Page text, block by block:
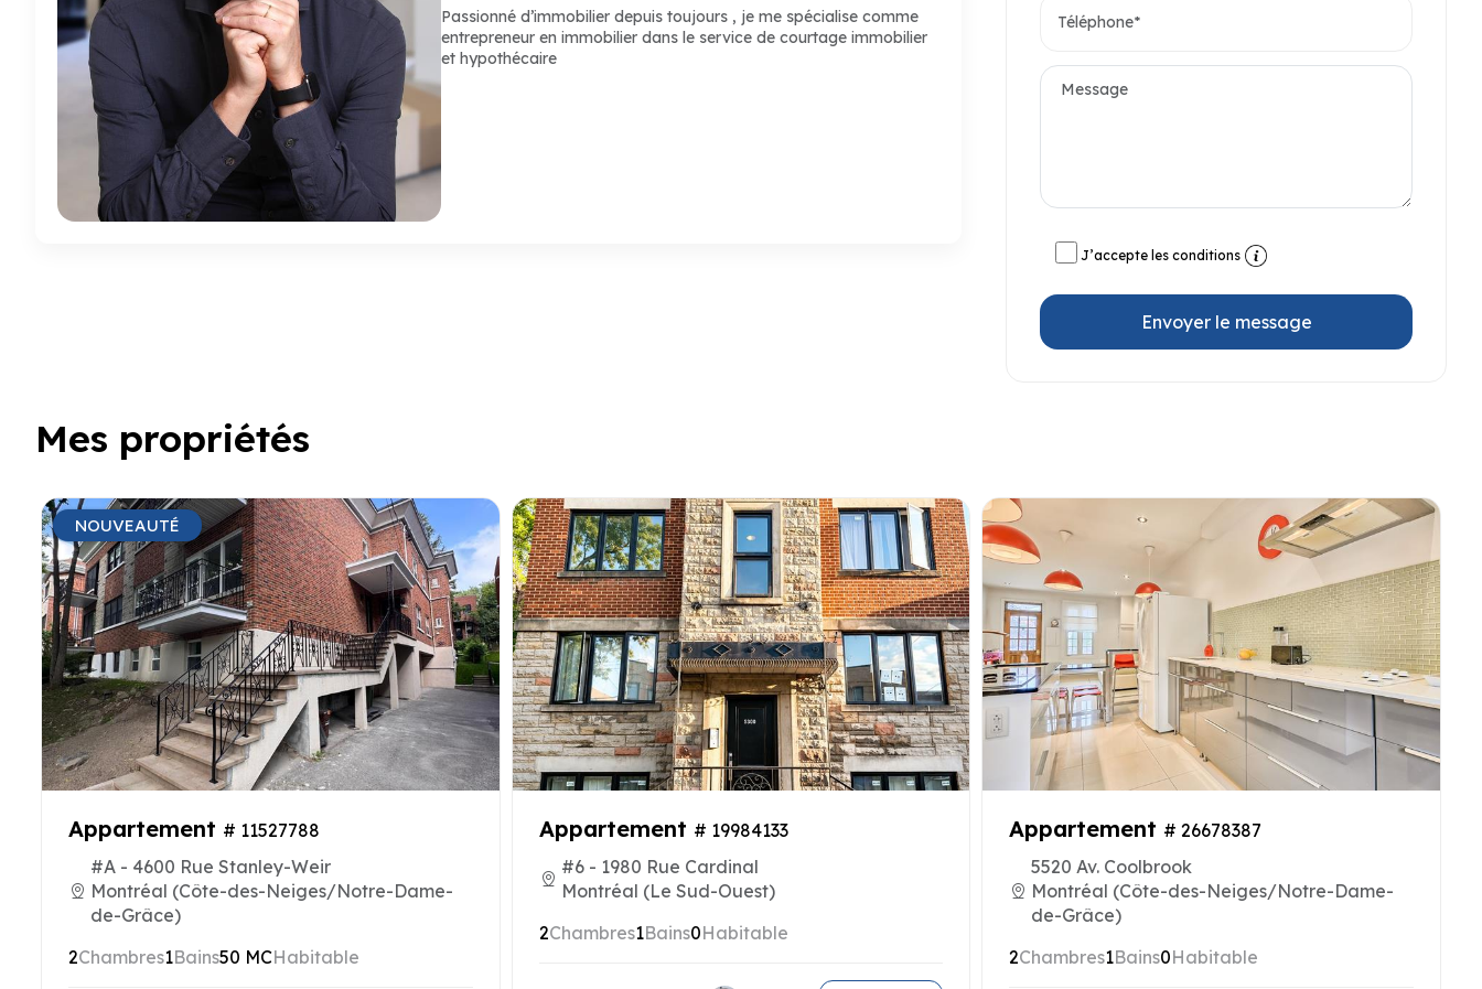
Passionné d’immobilier depuis toujours , je me spécialise comme
entrepreneur en immobilier dans le service de courtage immobilier
et hypothécaire
J’accepte les conditions
Envoyer le message
Mes propriétés
NOUVEAUTÉ
Appartement # 11527788
#A - 4600 Rue Stanley-Weir
Montréal (Côte-des-Neiges/Notre-Dame-
de-Grâce)
2Chambres1Bains50 MCHabitable
Appartement # 19984133
#6 - 1980 Rue Cardinal
Montréal (Le Sud-Ouest)
2Chambres1Bains0Habitable
Appartement # 26678387
5520 Av. Coolbrook
Montréal (Côte-des-Neiges/Notre-Dame-
de-Grâce)
2Chambres1Bains0Habitable